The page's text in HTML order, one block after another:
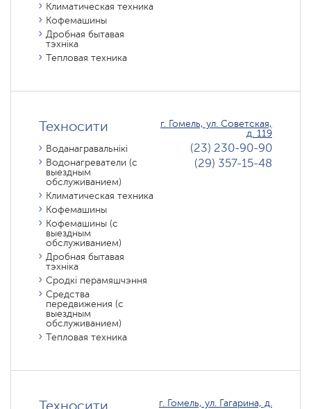
Климатическая техника
Кофемашины
Дробная бытавая
тэхніка
Тепловая техника
Техносити
Воданагравальнікі
Водонагреватели (с
выездным
обслуживанием)
Климатическая техника
Кофемашины
Кофемашины (с
выездным
обслуживанием)
Дробная бытавая
тэхніка
Сродкі перамяшчэння
Средства
передвижения (с
выездным
обслуживанием)
Тепловая техника
г. Гомель, ул. Советская,
д. 119
(23) 230-90-90
(29) 357-15-48
г. Гомель, ул. Гагарина, д.